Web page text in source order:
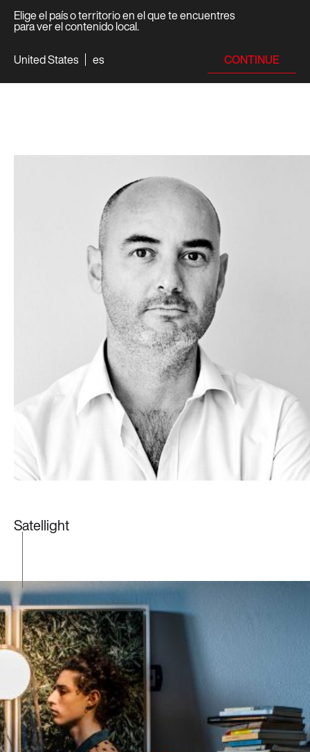
Elige el país o territorio en el que te encuentres
para ver el contenido local.
United States
es CONTINUE
Satellight